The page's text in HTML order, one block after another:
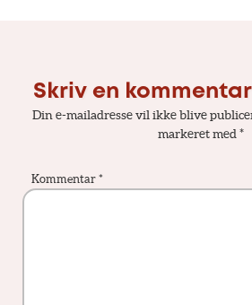
Skriv en
Din e-mailadresse vil ikke blive
markeret med*
Kommentar *